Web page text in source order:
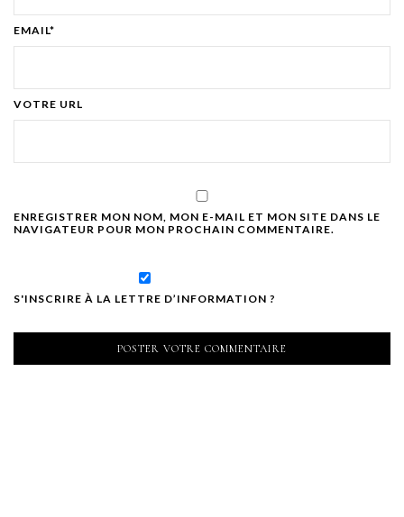
EMAIL*
VOTRE URL
ENREGISTRER MON NOM, MON E-MAIL ET MON SITE DANS LE
NAVIGATEUR POUR MON PROCHAIN COMMENTAIRE.
S'INSCRIRE À LA LETTRE D’INFORMATION ?